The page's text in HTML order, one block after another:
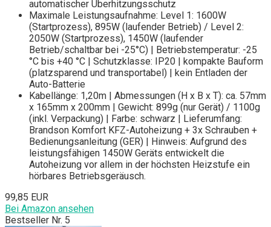
automatischer Überhitzungsschutz
Maximale Leistungsaufnahme: Level 1: 1600W
(Startprozess), 895W (laufender Betrieb) / Level 2:
2050W (Startprozess), 1450W (laufender
Betrieb/schaltbar bei -25°C) | Betriebstemperatur: -25
°C bis +40 °C | Schutzklasse: IP20 | kompakte Bauform
(platzsparend und transportabel) | kein Entladen der
Auto-Batterie
Kabellänge: 1,20m | Abmessungen (H x B x T): ca. 57mm
x 165mm x 200mm | Gewicht: 899g (nur Gerät) / 1100g
(inkl. Verpackung) | Farbe: schwarz | Lieferumfang:
Brandson Komfort KFZ-Autoheizung + 3x Schrauben +
Bedienungsanleitung (GER) | Hinweis: Aufgrund des
leistungsfähigen 1450W Geräts entwickelt die
Autoheizung vor allem in der höchsten Heizstufe ein
hörbares Betriebsgeräusch.
99,85 EUR
Bei Amazon ansehen
Bestseller Nr. 5